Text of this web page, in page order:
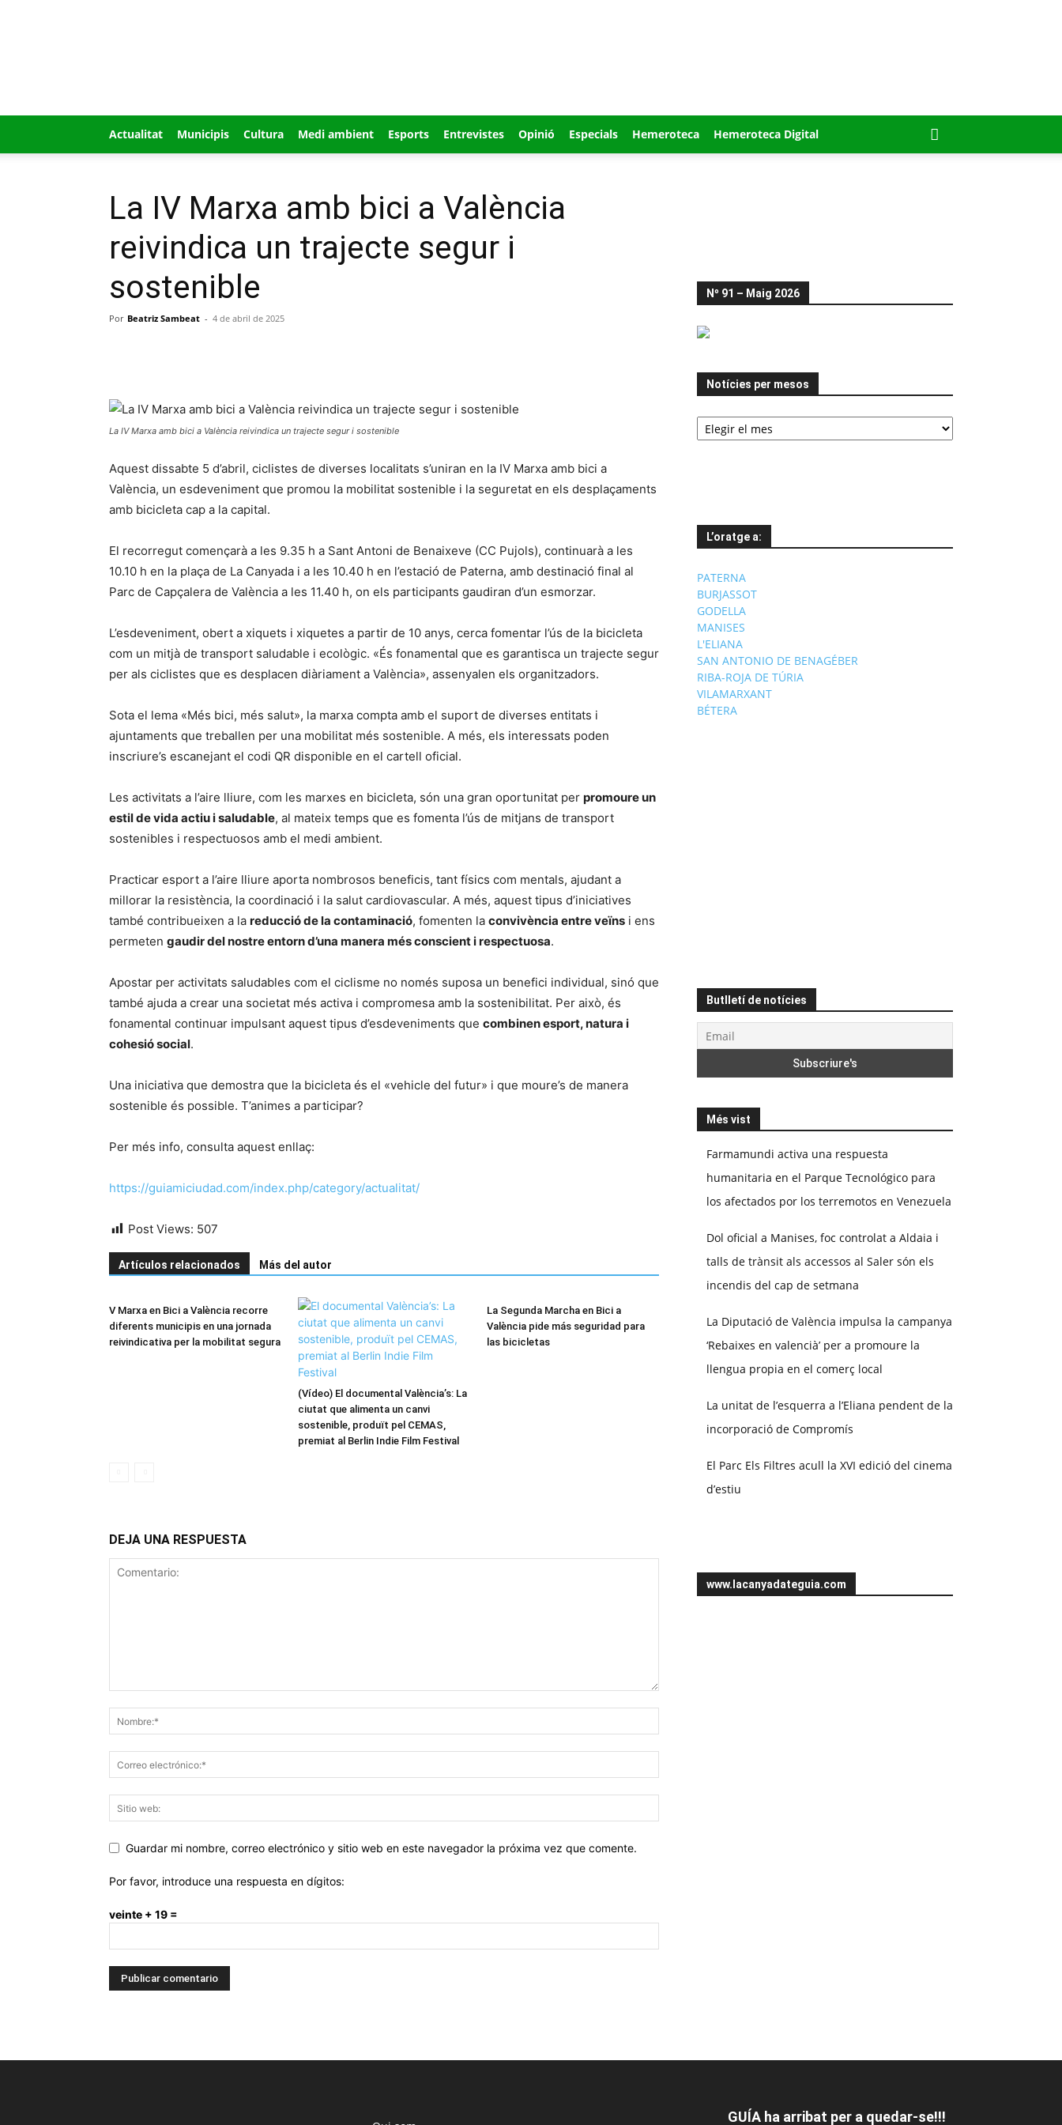
Actualitat Municipis Cultura Medi ambient Esports Entrevistes Opinió Especials Hemeroteca Hemeroteca Digital
La IV Marxa amb bici a València
reivindica un trajecte segur i
sostenible
Por Beatriz Sambeat - 4 de abril de 2025
La IV Marxa amb bici a València reivindica un trajecte segur i sostenible
Aquest dissabte 5 d’abril, ciclistes de diverses localitats s’uniran en la IV Marxa amb bici a
València, un esdeveniment que promou la mobilitat sostenible i la seguretat en els desplaçaments
amb bicicleta cap a la capital.
El recorregut començarà a les 9.35 h a Sant Antoni de Benaixeve (CC Pujols), continuarà a les
10.10 h en la plaça de La Canyada i a les 10.40 h en l’estació de Paterna, amb destinació final al
Parc de Capçalera de València a les 11.40 h, on els participants gaudiran d’un esmorzar.
L’esdeveniment, obert a xiquets i xiquetes a partir de 10 anys, cerca fomentar l’ús de la bicicleta
com un mitjà de transport saludable i ecològic. «És fonamental que es garantisca un trajecte segur
per als ciclistes que es desplacen diàriament a València», assenyalen els organitzadors.
Sota el lema «Més bici, més salut», la marxa compta amb el suport de diverses entitats i
ajuntaments que treballen per una mobilitat més sostenible. A més, els interessats poden
inscriure’s escanejant el codi QR disponible en el cartell oficial.
Les activitats a l’aire lliure, com les marxes en bicicleta, són una gran oportunitat per promoure un
estil de vida actiu i saludable, al mateix temps que es fomenta l’ús de mitjans de transport
sostenibles i respectuosos amb el medi ambient.
Practicar esport a l’aire lliure aporta nombrosos beneficis, tant físics com mentals, ajudant a
millorar la resistència, la coordinació i la salut cardiovascular. A més, aquest tipus d’iniciatives
també contribueixen a la reducció de la contaminació, fomenten la convivència entre veïns i ens
permeten gaudir del nostre entorn d’una manera més conscient i respectuosa.
Apostar per activitats saludables com el ciclisme no només suposa un benefici individual, sinó que
també ajuda a crear una societat més activa i compromesa amb la sostenibilitat. Per això, és
fonamental continuar impulsant aquest tipus d’esdeveniments que combinen esport, natura i
cohesió social.
Una iniciativa que demostra que la bicicleta és el «vehicle del futur» i que moure’s de manera
sostenible és possible. T’animes a participar?
Per més info, consulta aquest enllaç:
https://guiamiciudad.com/index.php/category/actualitat/
Post Views: 507
Artículos relacionados Más del autor
V Marxa en Bici a València recorre
diferents municipis en una jornada
reivindicativa per la mobilitat segura
(Vídeo) El documental València’s: La
ciutat que alimenta un canvi
sostenible, produït pel CEMAS,
premiat al Berlin Indie Film Festival
La Segunda Marcha en Bici a
València pide más seguridad para
las bicicletas
DEJA UNA RESPUESTA
Guardar mi nombre, correo electrónico y sitio web en este navegador la próxima vez que comente.
Por favor, introduce una respuesta en dígitos:
veinte + 19 =
Nº 91 – Maig 2026
Notícies per mesos
Notícies
per
L’oratge a:
PATERNA
BURJASSOT
GODELLA
MANISES
L'ELIANA
SAN ANTONIO DE BENAGÉBER
RIBA-ROJA DE TÚRIA
VILAMARXANT
BÉTERA
Butlletí de notícies
Més vist
Farmamundi activa una respuesta
humanitaria en el Parque Tecnológico para
los afectados por los terremotos en Venezuela
Dol oficial a Manises, foc controlat a Aldaia i
talls de trànsit als accessos al Saler són els
incendis del cap de setmana
La Diputació de València impulsa la campanya
‘Rebaixes en valencià’ per a promoure la
llengua propia en el comerç local
La unitat de l’esquerra a l’Eliana pendent de la
incorporació de Compromís
El Parc Els Filtres acull la XVI edició del cinema
d’estiu
www.lacanyadateguia.com
GUÍA ha arribat per a quedar-se!!!